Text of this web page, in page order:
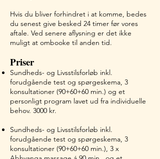
Hvis du bliver forhindret i at komme, bedes
du senest give besked 24 timer før vores
aftale. Ved senere aflysning er det ikke
muligt at ombooke til anden tid.
Priser
Sundheds- og Livsstilsforløb inkl.
forudgående test og spørgeskema, 3
konsultationer (90+60+60 min.) og et
personligt program lavet ud fra individuelle
behov. 3000 kr.
Sundheds- og Livsstilsforløb inkl.
forudgående test og spørgeskema, 3
konsultationer (90+60+60 min.), 3 x